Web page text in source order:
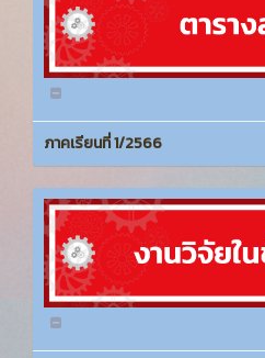
ภาคเรียนที่ 1/2566